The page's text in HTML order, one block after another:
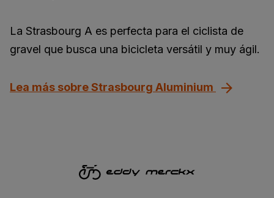
La Strasbourg A es perfecta para el ciclista de
gravel que busca una bicicleta versátil y muy ágil.
Lea más sobre Strasbourg Aluminium